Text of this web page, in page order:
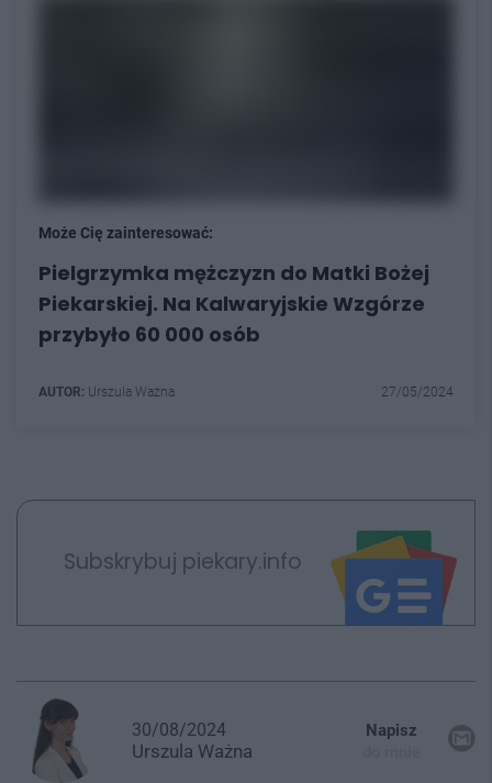
Może Cię zainteresować:
Pielgrzymka mężczyzn do Matki Bożej
Piekarskiej. Na Kalwaryjskie Wzgórze
przybyło 60 000 osób
AUTOR: Urszula Ważna 27/05/2024
Subskrybuj piekary.info
30/08/2024
Urszula Ważna
Napisz